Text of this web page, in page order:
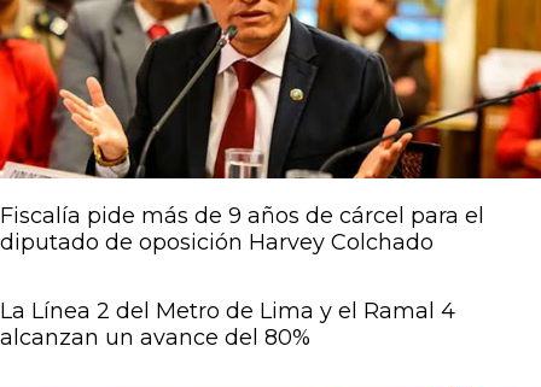
Fiscalía pide más de 9 años de cárcel para el
diputado de oposición Harvey Colchado
La Línea 2 del Metro de Lima y el Ramal 4
alcanzan un avance del 80%